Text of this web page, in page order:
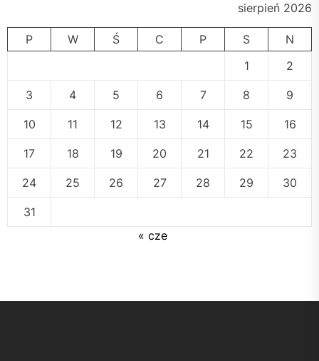
sierpień 2026
P W Ś C P S
N
1
2
3 4 5 6 7 8 9
10 11 12 13 14 15 16
17 18 19 20 21 22 23
24 25 26 27 28 29 30
31
« cze